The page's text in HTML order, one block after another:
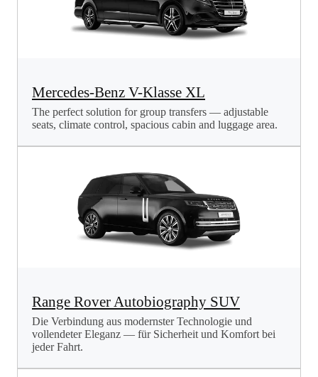
Mercedes-Benz V-Klasse XL
The perfect solution for group transfers — adjustable
seats, climate control, spacious cabin and luggage area.
Range Rover Autobiography SUV
Die Verbindung aus modernster Technologie und
vollendeter Eleganz — für Sicherheit und Komfort bei
jeder Fahrt.